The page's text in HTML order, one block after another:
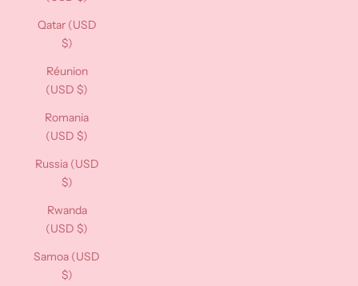
Qatar (USD
$)
Réunion
(USD $)
Romania
(USD $)
Russia (USD
$)
Rwanda
(USD $)
Samoa (USD
$)